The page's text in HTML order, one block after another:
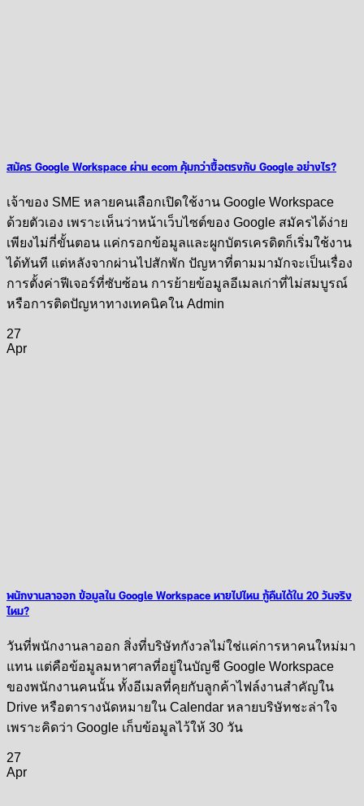
สมัคร Google Workspace ผ่าน ecom คุ้มกว่าซื้อตรงกับ Google อย่างไร?
เจ้าของ SME หลายคนเลือกเปิดใช้งาน Google Workspace
ด้วยตัวเอง เพราะเห็นว่าหน้าเว็บไซต์ของ Google สมัครได้ง่าย
เพียงไม่กี่ขั้นตอน แค่กรอกข้อมูลและผูกบัตรเครดิตก็เริ่มใช้งาน
ได้ทันที แต่หลังจากผ่านไปสักพัก ปัญหาที่ตามมามักจะเป็นเรื่อง
การตั้งค่าฟีเจอร์ที่ซับซ้อน การย้ายข้อมูลอีเมลเก่าที่ไม่สมบูรณ์
หรือการติดปัญหาทางเทคนิคใน Admin
27
Apr
พนักงานลาออก ข้อมูลใน Google Workspace หายไปไหน กู้คืนได้ใน 20 วันจริง
ไหม?
วันที่พนักงานลาออก สิ่งที่บริษัทกังวลไม่ใช่แค่การหาคนใหม่มา
แทน แต่คือข้อมูลมหาศาลที่อยู่ในบัญชี Google Workspace
ของพนักงานคนนั้น ทั้งอีเมลที่คุยกับลูกค้าไฟล์งานสำคัญใน
Drive หรือตารางนัดหมายใน Calendar หลายบริษัทชะล่าใจ
เพราะคิดว่า Google เก็บข้อมูลไว้ให้ 30 วัน
27
Apr